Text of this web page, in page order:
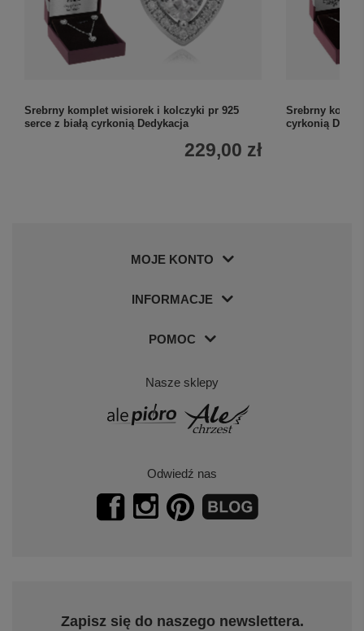
Srebrny komplet wisiorek i kolczyki pr 925
serce z białą cyrkonią Dedykacja
229,00 zł
Srebrny
cyrkonią
MOJE KONTO
INFORMACJE
POMOC
Nasze sklepy
Odwiedź nas
Zapisz się do naszego newslettera.